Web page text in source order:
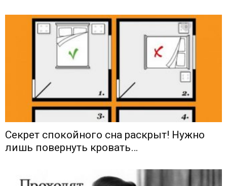
Секрет спокойного сна раскрыт! Нужно
лишь повернуть кровать…